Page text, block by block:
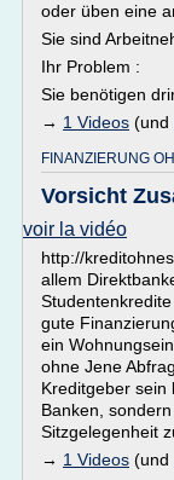
oder üben eine
Sie sind
Ihr Problem :
Sie benötigen
→ 1 Videos (und
FINANZIERUNG
Vorsicht
voir la vidéo
http://
allem
gute
ein
ohne Jene
Kreditgeber sein
Banken,
Sitzgelegenheit
→ 1 Videos (und